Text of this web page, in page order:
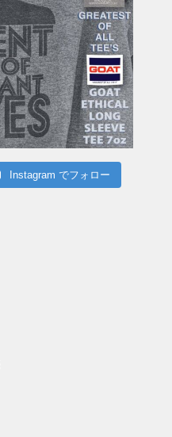
Instagram でフォロー